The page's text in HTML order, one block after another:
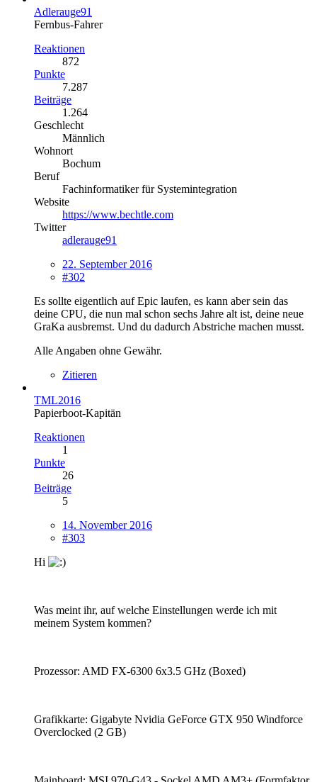
Adlerauge91
Fernbus-Fahrer
Reaktionen
872
Punkte
7.287
Beiträge
1.264
Geschlecht
Männlich
Wohnort
Bochum
Beruf
Fachinformatiker für Systemintegration
Website
https://www.bechtle.com
Twitter
adlerauge91
22. September 2016
#302
Es sollte eigentlich auf Epic laufen, es kann aber sein das
deine CPU, die nun mal schon sechs Jahre alt ist, deine neue
GraKa ausbremst. Und du dadurch Abstriche machen musst.
Alle Angaben ohne Gewähr.
Zitieren
TML2016
Papierboot-Kapitän
Reaktionen
1
Punkte
26
Beiträge
5
14. November 2016
#303
Hi
Was meint ihr, auf welche Einstellungen werde ich mit
meinem System kommen?
Prozessor: AMD FX-6300 6x3.5 GHz (Boxed)
Grafikkarte: Gigabyte Nvidia GeForce GTX 950 Windforce
Overclocked (2 GB)